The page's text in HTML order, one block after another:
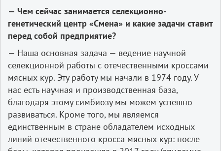
— Чем сейчас занимается селекционно-
генетический центр «Смена» и какие задачи ставит
перед собой предприятие?
— Наша основная задача — ведение научной
селекционной работы с отечественными кроссами
мясных кур. Эту работу мы начали в 1974 году. У
нас есть научная и производственная база,
благодаря этому симбиозу мы можем успешно
развиваться. Кроме того, мы являемся
единственным в стране обладателем исходных
линий отечественного кросса мясных кур: после